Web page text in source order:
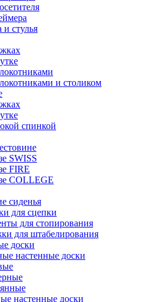
и стулья
и столиком
спинкой
SWISS
FIRE
COLLEGE
сиденья
для сцепки
для стопирования
для штабелирования
доски
настенные доски
настенные доски